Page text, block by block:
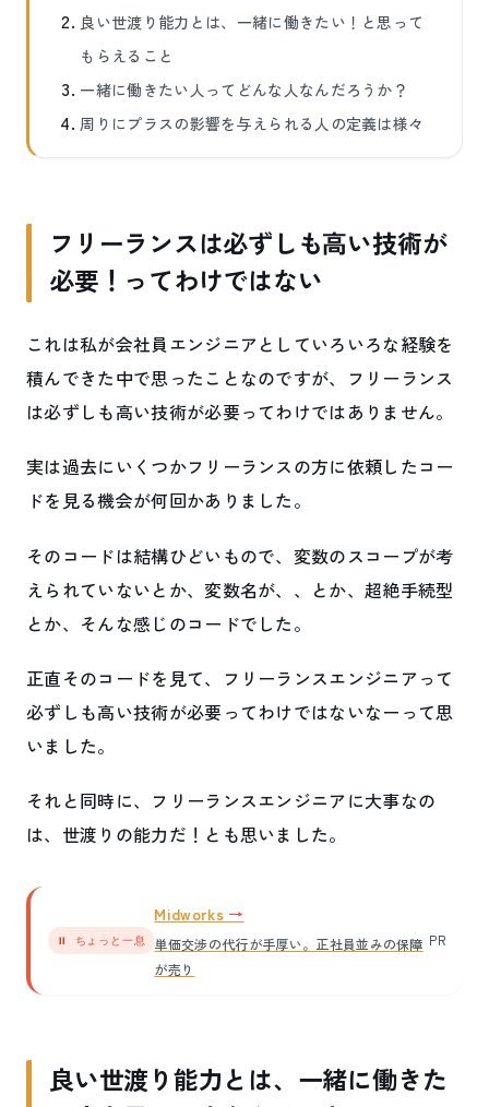
良い世渡り能力とは、一緒に働きたい！と思って
もらえること
一緒に働きたい人ってどんな人なんだろうか？
周りにプラスの影響を与えられる人の定義は様々
フリーランスは必ずしも高い技術が
必要！ってわけではない
これは私が会社員エンジニアとしていろいろな経験を
積んできた中で思ったことなのですが、フリーランス
は必ずしも高い技術が必要ってわけではありません。
実は過去にいくつかフリーランスの方に依頼したコー
ドを見る機会が何回かありました。
そのコードは結構ひどいもので、変数のスコープが考
えられていないとか、変数名が、、とか、超絶手続型
とか、そんな感じのコードでした。
正直そのコードを見て、フリーランスエンジニアって
必ずしも高い技術が必要ってわけではないなーって思
いました。
それと同時に、フリーランスエンジニアに大事なの
は、世渡りの能力だ！とも思いました。
⏸ ちょっと一息
Midworks
単価交渉の代行が手厚い。正社員並みの保障
が売り
PR
良い世渡り能力とは、一緒に働きた